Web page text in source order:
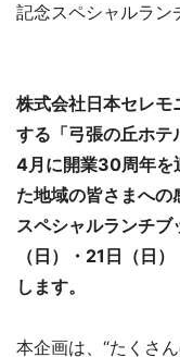
記念スペシャルラン
株式会社日本セレモ
する「弓張の丘ホ
4月に開業30周年を
た地域の皆さまへ
スペシャルランチ
（日）・21日（日
します。
本企画は、“たくさ